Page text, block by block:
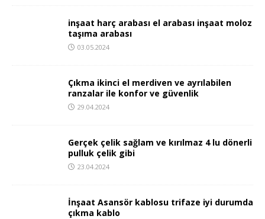
inşaat harç arabası el arabası inşaat moloz
taşıma arabası
03.05.2024
Çıkma ikinci el merdiven ve ayrılabilen
ranzalar ile konfor ve güvenlik
29.04.2024
Gerçek çelik sağlam ve kırılmaz 4 lu dönerli
pulluk çelik gibi
23.04.2024
İnşaat Asansör kablosu trifaze iyi durumda
çıkma kablo